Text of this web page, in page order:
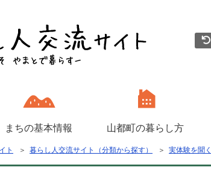
まちの基本情報 山都町の暮らし方
ト ＞ 暮らし人交流サイト（分類から探す） ＞ 実体験を聞く